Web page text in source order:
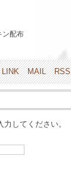
ン配布
LINK MAIL RSS
してください。